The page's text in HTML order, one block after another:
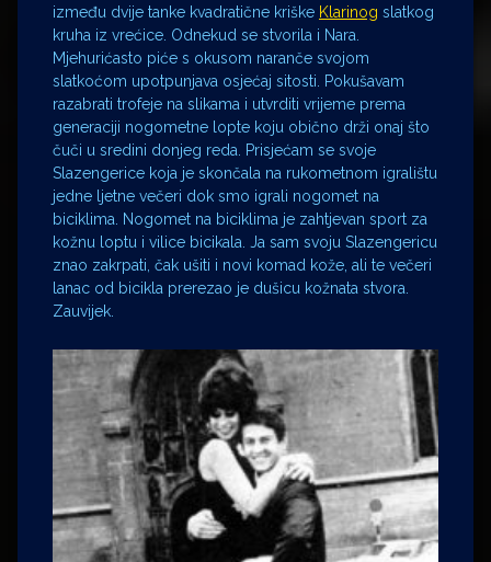
između dvije tanke kvadratične kriške Klarinog slatkog
kruha iz vrećice. Odnekud se stvorila i Nara.
Mjehurićasto piće s okusom naranče svojom
slatkoćom upotpunjava osjećaj sitosti. Pokušavam
razabrati trofeje na slikama i utvrditi vrijeme prema
generaciji nogometne lopte koju obično drži onaj što
čuči u sredini donjeg reda. Prisjećam se svoje
Slazengerice koja je skončala na rukometnom igralištu
jedne ljetne večeri dok smo igrali nogomet na
biciklima. Nogomet na biciklima je zahtjevan sport za
kožnu loptu i vilice bicikala. Ja sam svoju Slazengericu
znao zakrpati, čak ušiti i novi komad kože, ali te večeri
lanac od bicikla prerezao je dušicu kožnata stvora.
Zauvijek.